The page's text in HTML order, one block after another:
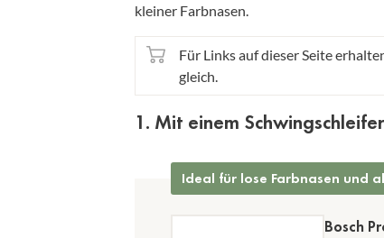
kleiner Farbnasen.
Für Links auf dieser Seite
gleich.
1. Mit einem
Ideal für lose Farbnasen und
Bosch